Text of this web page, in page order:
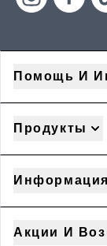
Помощь И
Продукты
Акции И